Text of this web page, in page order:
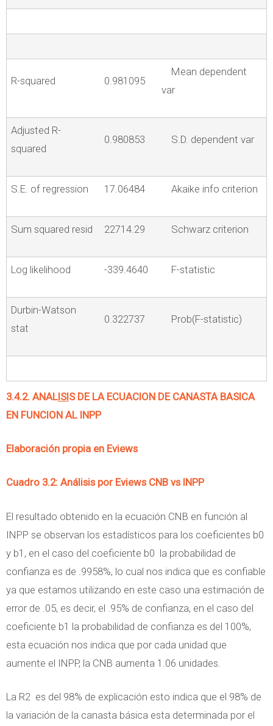
R-squared 0.981095
Mean dependent
var
Adjusted R-
squared
0.980853 S.D. dependent var
S.E. of regression 17.06484 Akaike info criterion
Sum squared resid 22714.29 Schwarz criterion
Log likelihood -339.4640 F-statistic
Durbin-Watson
stat
0.322737 Prob(F-statistic)
3.4.2. ANALISIS DE LA ECUACION DE CANASTA BASICA
EN FUNCION AL INPP
Elaboración propia en Eviews
Cuadro 3.2: Análisis por Eviews CNB vs INPP
El resultado obtenido en la ecuación CNB en función al
INPP se observan los estadísticos para los coeficientes b0
y b1, en el caso del coeficiente b0 la probabilidad de
confianza es de .9958%, lo cual nos indica que es confiable
ya que estamos utilizando en este caso una estimación de
error de .05, es decir, el .95% de confianza, en el caso del
coeficiente b1 la probabilidad de confianza es del 100%,
esta ecuación nos indica que por cada unidad que
aumente el INPP, la CNB aumenta 1.06 unidades.
La R2 es del 98% de explicación esto indica que el 98% de
la variación de la canasta básica esta determinada por el